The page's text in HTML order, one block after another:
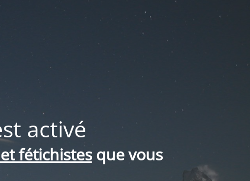
activé
fétichistesque vous